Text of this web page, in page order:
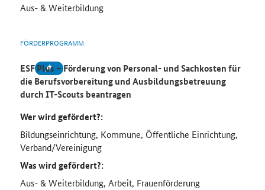
Aus- & Weiterbildung
FÖRDERPROGRAMM
ESFPlus – Förderung von Personal- und Sachkosten für
die Berufsvorbereitung und Ausbildungsbetreuung
durchIT-Scouts beantragen
Wer wird gefördert?:
Bildungseinrichtung, Kommune, Öffentliche Einrichtung,
Verband/Vereinigung
Was wird gefördert?:
Aus- & Weiterbildung, Arbeit, Frauenförderung